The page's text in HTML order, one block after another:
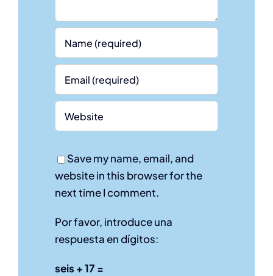
Save my name, email, and
website in this browser for the
next time I comment.
Por favor, introduce una
respuesta en dígitos:
seis + 17 =